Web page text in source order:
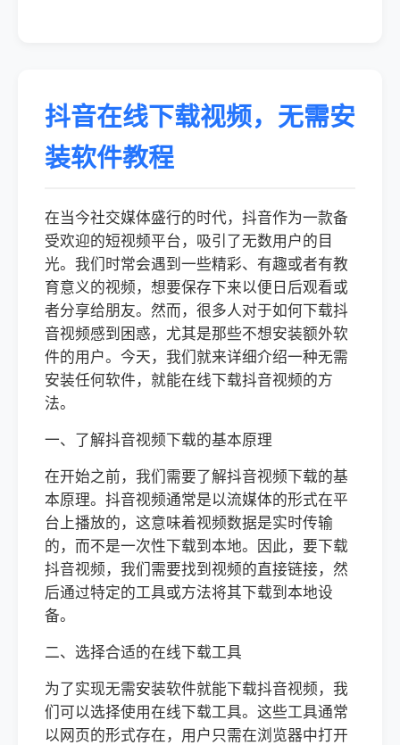
抖音在线下载视频，无需安
装软件教程
在当今社交媒体盛行的时代，抖音作为一款备
受欢迎的短视频平台，吸引了无数用户的目
光。我们时常会遇到一些精彩、有趣或者有教
育意义的视频，想要保存下来以便日后观看或
者分享给朋友。然而，很多人对于如何下载抖
音视频感到困惑，尤其是那些不想安装额外软
件的用户。今天，我们就来详细介绍一种无需
安装任何软件，就能在线下载抖音视频的方
法。
一、了解抖音视频下载的基本原理
在开始之前，我们需要了解抖音视频下载的基
本原理。抖音视频通常是以流媒体的形式在平
台上播放的，这意味着视频数据是实时传输
的，而不是一次性下载到本地。因此，要下载
抖音视频，我们需要找到视频的直接链接，然
后通过特定的工具或方法将其下载到本地设
备。
二、选择合适的在线下载工具
为了实现无需安装软件就能下载抖音视频，我
们可以选择使用在线下载工具。这些工具通常
以网页的形式存在，用户只需在浏览器中打开